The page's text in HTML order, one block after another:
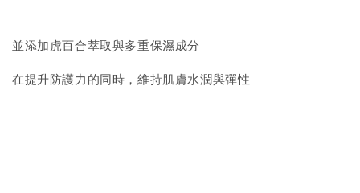
並添加虎百合萃取與多重保濕成分
在提升防護力的同時，維持肌膚水潤與彈性